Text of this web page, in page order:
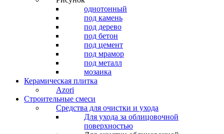
однотонный
под камень
под дерево
под бетон
под цемент
под мрамор
под металл
мозаика
Керамическая плитка
Azori
Строительные смеси
Средства для очистки и ухода
Для ухода за облицовочной
поверхностью